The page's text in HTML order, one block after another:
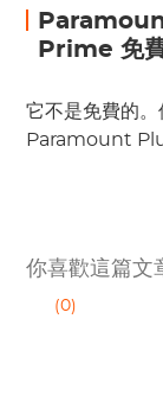
Prime 免
它不是免費的
Paramount
你喜歡這篇文
(0)